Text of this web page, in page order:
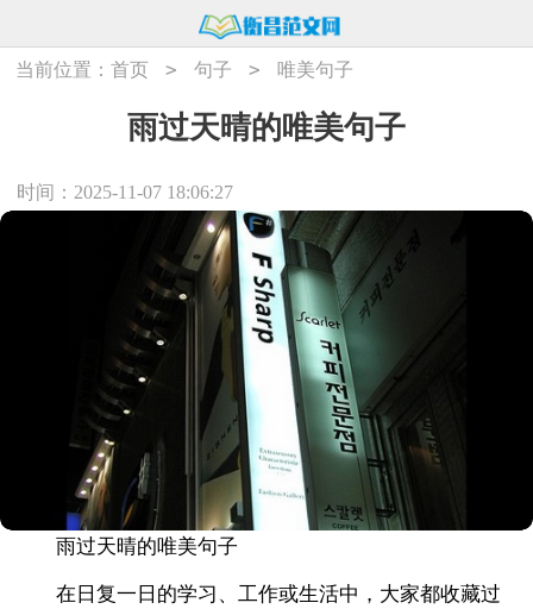
当前位置：首页 > 句子 > 唯美句子
雨过天晴的唯美句子
时间：2025-11-07 18:06:27
雨过天晴的唯美句子
在日复一日的学习、工作或生活中，大家都收藏过